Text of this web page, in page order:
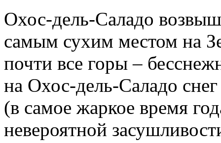
Охос-дель-Саладо
самым сухим местом на
почти все горы –
на Охос-дель-Саладо
(в самое жаркое время
невероятной